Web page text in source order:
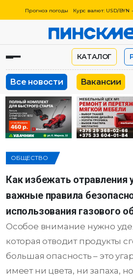
Прогноз погоды Курс валют: USD/BYN
КАТАЛОГ
Все новости Вакансии
ОБЩЕСТВО
Как избежать отравления
важные правила
использования газового
Особое внимание нужно
которая отводит продукты
большая опасность – это
имеет ни цвета, ни запаха,